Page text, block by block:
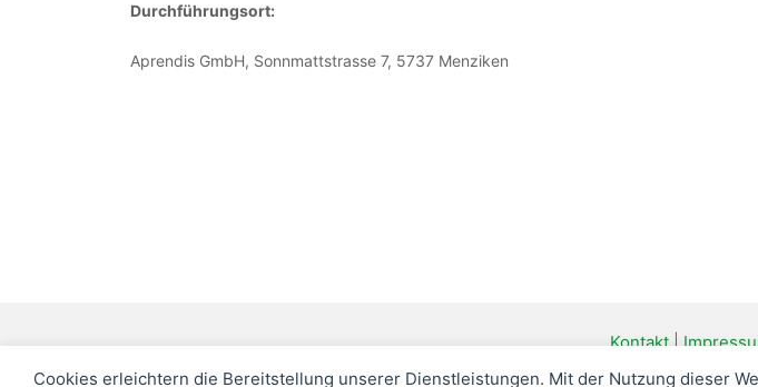
Cookies erleichtern die Bereitstellung unserer Dienstleistungen. Mit der Nutzung dieser
Durchführungsort:
Aprendis GmbH, Sonnmattstrasse 7, 5737 Menziken
Kontakt|